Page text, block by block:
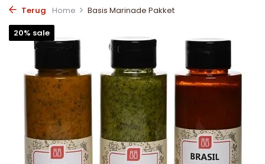
Terug
Home
Basis Marinade Pakket
20% sale